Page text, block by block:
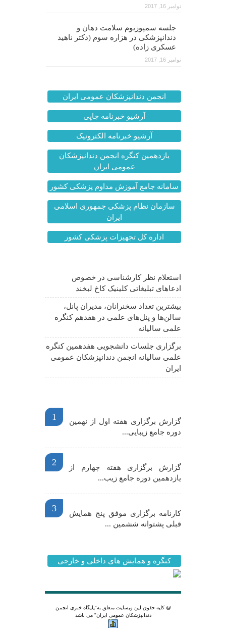
نوامبر 16, 2017
جلسه سمپوزیوم سلامت دهان و
دندانپزشکی در هزاره سوم (دکتر ناهید
عسکری زاده)
نوامبر 16, 2017
انجمن دندانپزشکان عمومی ایران
آرشیو خبرنامه چاپی
آرشیو خبرنامه الکترونیک
یازدهمین کنگره انجمن دندانپزشکان
عمومی ایران
سامانه جامع آموزش مداوم پزشکی کشور
سازمان نظام پزشکی جمهوری اسلامی
ایران
اداره کل تجهیزات پزشکی کشور
استعلام نظر کارشناسی در خصوص
ادعاهای تبلیغاتی کلینیک کاخ لبخند
بیشترین تعداد سخنرانان، مدیران پانل،
سالن‌ها و پنل‌های علمی در هفدهم کنگره
علمی سالیانه
برگزاری جلسات دانشجویی هفدهمین کنگره
علمی سالیانه انجمن دندانپزشکان عمومی
ایران
1
گزارش برگزاری هفته اول از نهمین
دوره جامع زیبایی...
2
گزارش برگزاری هفته چهارم از
یازدهمین دوره جامع زیب...
3
کارنامه برگزاری موفق پنج همایش
قبلی پشتوانه ششمین ...
کنگره و همایش های داخلی و خارجی
@ کلیه حقوق این وبسایت متعلق به"پایگاه خبری انجمن
دندانپزشکان عمومی ایران" می باشد